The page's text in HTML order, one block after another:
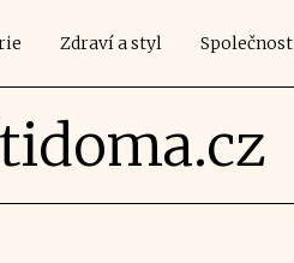
Zdraví a styl Společnost